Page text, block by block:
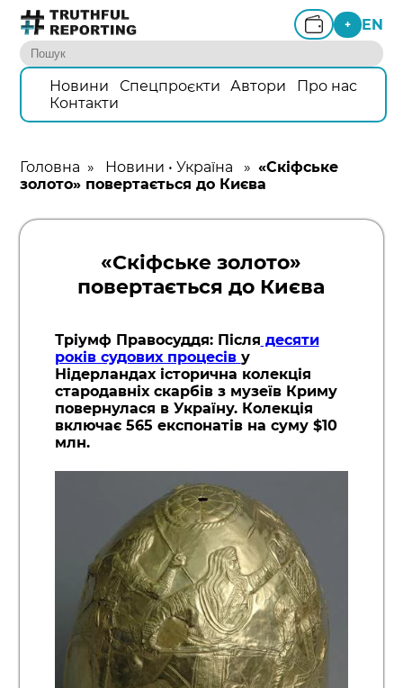
+ EN
Новини Спецпроєкти Автори
Про нас
Контакти
Головна » Новини •Україна »«Скіфське
золото» повертається до Києва
«Скіфське золото»
повертається до Києва
Тріумф Правосуддя: Після десяти
років судових процесів у
Нідерландах історична колекція
стародавніх скарбів з музеїв Криму
повернулася в Україну. Колекція
включає 565 експонатів на суму $10
млн.